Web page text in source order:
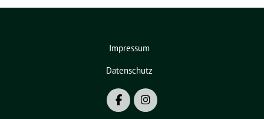
Impressum
Datenschutz